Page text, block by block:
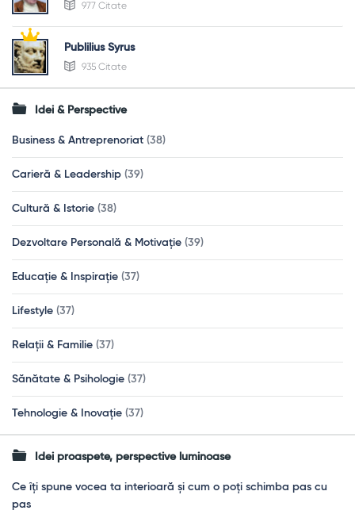
977 Citate
Publilius Syrus
935 Citate
Idei & Perspective
Business & Antreprenoriat (38)
Carieră & Leadership (39)
Cultură & Istorie (38)
Dezvoltare Personală & Motivație (39)
Educație & Inspirație (37)
Lifestyle (37)
Relații & Familie (37)
Sănătate & Psihologie (37)
Tehnologie & Inovație (37)
Idei proaspete, perspective luminoase
Ce îți spune vocea ta interioară și cum o poți schimba pas cu
pas